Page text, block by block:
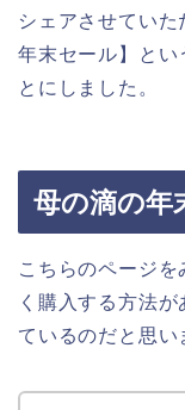
シェアさせてい
年末セール】とい
とにしました。
母の滴の年
こちらのページ
く購入する方法
ているのだと思い